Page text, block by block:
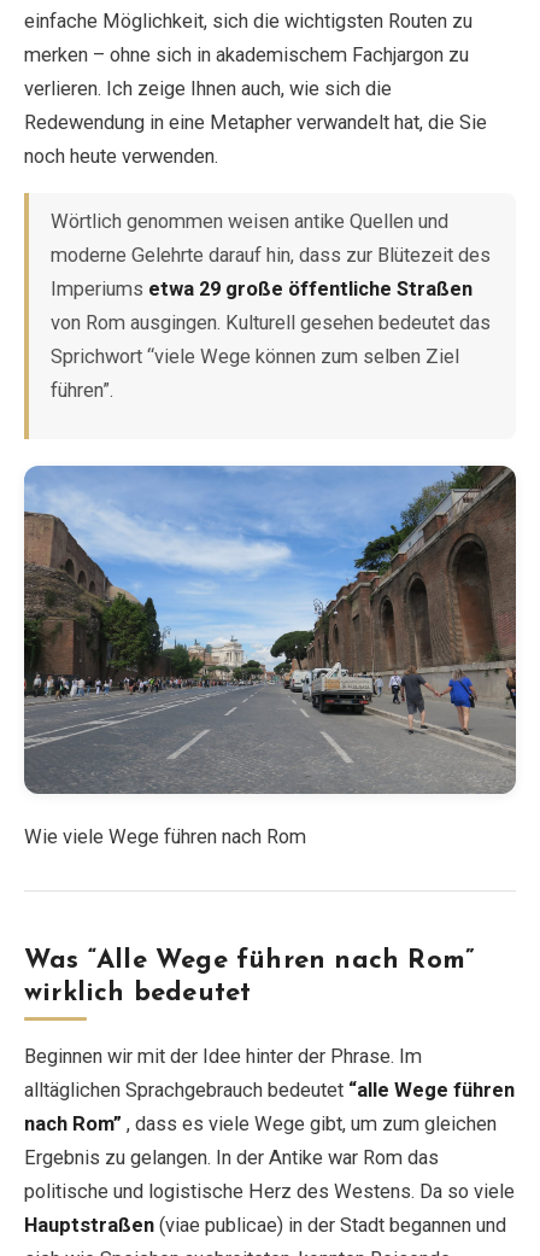
einfache Möglichkeit, sich die wichtigsten Routen zu
merken – ohne sich in akademischem Fachjargon zu
verlieren. Ich zeige Ihnen auch, wie sich die
Redewendung in eine Metapher verwandelt hat, die Sie
noch heute verwenden.
Wörtlich genommen weisen antike Quellen und
moderne Gelehrte darauf hin, dass zur Blütezeit des
Imperiums etwa 29 große öffentliche Straßen
von Rom ausgingen. Kulturell gesehen bedeutet das
Sprichwort “viele Wege können zum selben Ziel
führen”.
Wie viele Wege führen nach Rom
Was “Alle Wege führen nach Rom”
wirklich bedeutet
Beginnen wir mit der Idee hinter der Phrase. Im
alltäglichen Sprachgebrauch bedeutet “alle Wege führen
nach Rom” , dass es viele Wege gibt, um zum gleichen
Ergebnis zu gelangen. In der Antike war Rom das
politische und logistische Herz des Westens. Da so viele
Hauptstraßen (viae publicae) in der Stadt begannen und